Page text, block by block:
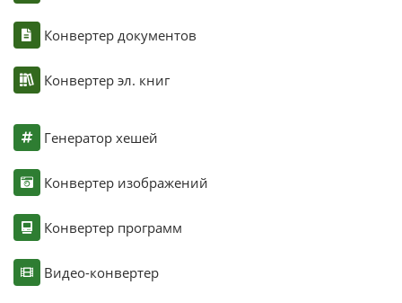
Конвертер документов
Конвертер эл. книг
Генератор хешей
Конвертер изображений
Конвертер программ
Видео-конвертер